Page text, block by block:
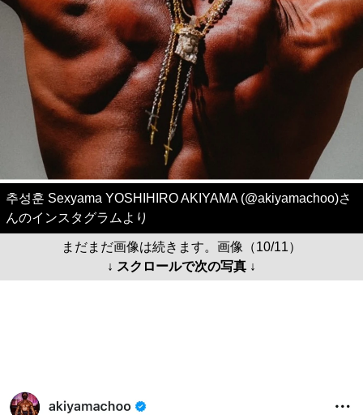
추성훈 Sexyama YOSHIHIRO AKIYAMA (@akiyamachoo)さ
んのインスタグラムより
まだまだ画像は続きます。画像（10/11）
↓ スクロールで次の写真 ↓